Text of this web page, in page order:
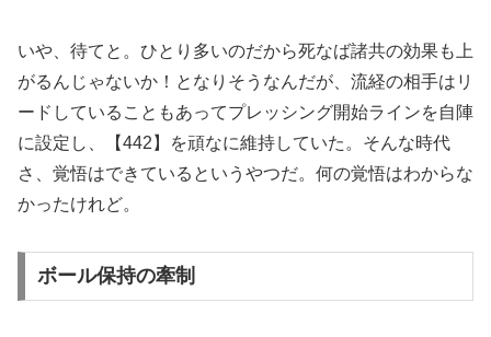
いや、待てと。ひとり多いのだから死なば諸共の効果も上
がるんじゃないか！となりそうなんだが、流経の相手はリ
ードしていることもあってプレッシング開始ラインを自陣
に設定し、【442】を頑なに維持していた。そんな時代
さ、覚悟はできているというやつだ。何の覚悟はわからな
かったけれど。
ボール保持の牽制